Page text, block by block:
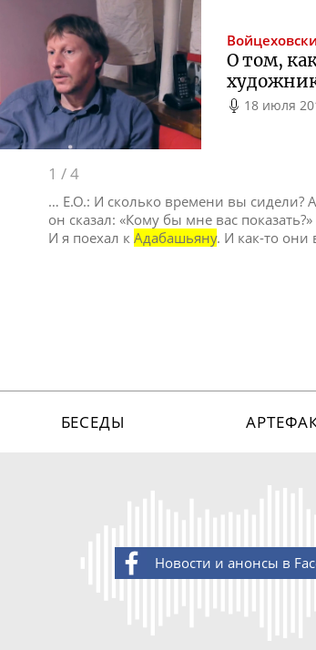
О том,
18 июля
1 /4
… Е.О.: И сколько времени вы сидели?
он сказал: «Кому бы мне вас
И я поехал кАдабашьяну. И как-то они
БЕСЕДЫ
Новости и анонсы в